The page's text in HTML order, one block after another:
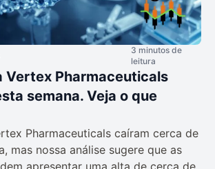
3 minutos de
leitura
Vertex Pharmaceuticals
semana. Veja o que
Pharmaceuticals caíram cerca de
mas nossa análise sugere que as